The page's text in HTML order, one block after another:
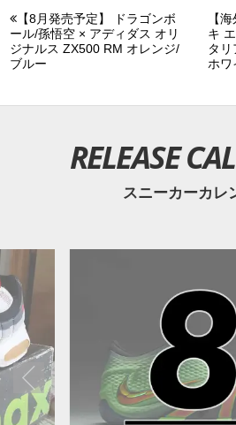
【8月発売予定】 ドラゴンボ
ール/孫悟空 × アディダス オリ
ジナルス ZX500 RM オレンジ/
ブルー
【
キ
タ
ホワ
RELEASE
スニーカーカレ